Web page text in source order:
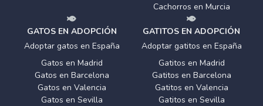
Cachorros en Murcia
GATOS EN ADOPCIÓN
Adoptar gatos en España
Gatos en Madrid
Gatos en Barcelona
Gatos en Valencia
Gatos en Sevilla
GATITOS EN ADOPCIÓN
Adoptar gatitos en España
Gatitos en Madrid
Gatitos en Barcelona
Gatitos en Valencia
Gatitos en Sevilla